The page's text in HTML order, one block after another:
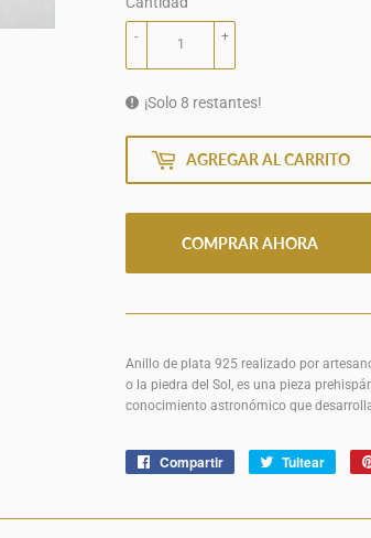
+
-
¡Solo 8 restantes!
AGREGAR AL CARRITO
COMPRAR AHORA
Anillo de plata 925 realizado por
o la piedra del Sol, es una pieza
conocimiento astronómico que
Compartir
CompartirTuitear